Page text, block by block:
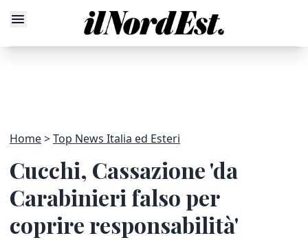
Home Top News Italia ed Esteri
Cucchi, Cassazione 'da
Carabinieri falso per
coprire responsabilità'